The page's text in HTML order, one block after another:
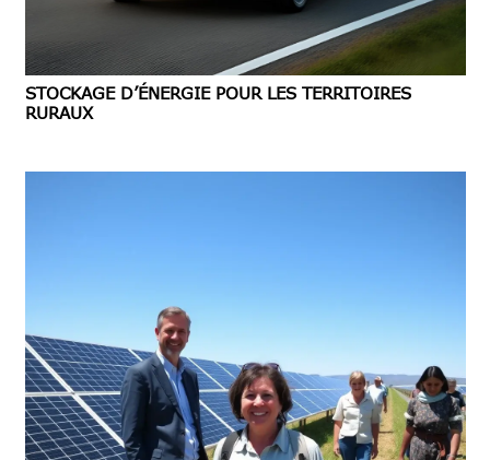
STOCKAGE D’ÉNERGIE POUR LES TERRITOIRES
RURAUX